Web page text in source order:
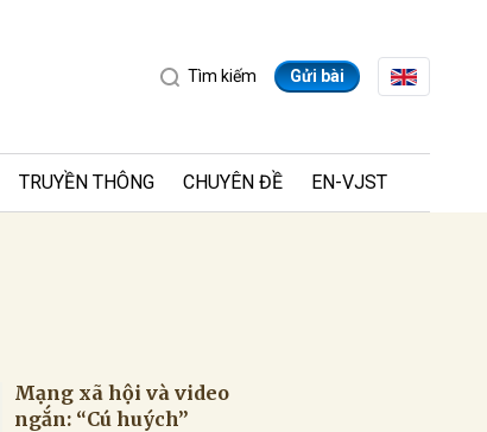
Tìm kiếm Gửi bài
TRUYỀN THÔNG CHUYÊN ĐỀ EN-VJST
Mạng xã hội và video
ngắn: “Cú huých”